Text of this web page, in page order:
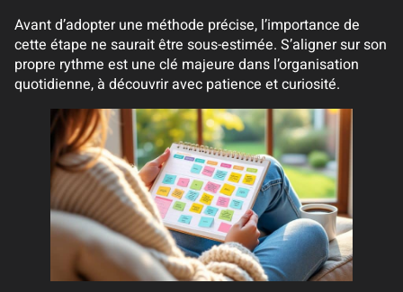
Avant d’adopter une méthode précise, l’importance de
cette étape ne saurait être sous-estimée. S’aligner sur son
propre rythme est une clé majeure dans l’organisation
quotidienne, à découvrir avec patience et curiosité.